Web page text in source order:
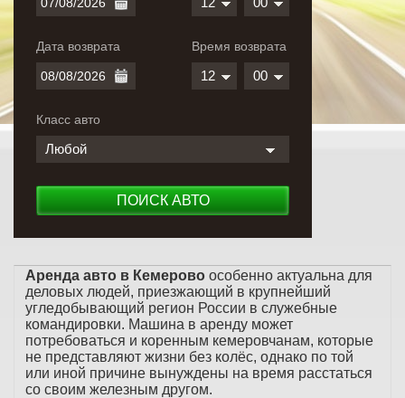
Дата возврата Время возврата
12 00
Класс авто
Любой
ПОИСК АВТО
Аренда авто в Кемерово особенно актуальна для
деловых людей, приезжающий в крупнейший
угледобывающий регион России в служебные
командировки. Машина в аренду может
потребоваться и коренным кемеровчанам, которые
не представляют жизни без колёс, однако по той
или иной причине вынуждены на время расстаться
со своим железным другом.